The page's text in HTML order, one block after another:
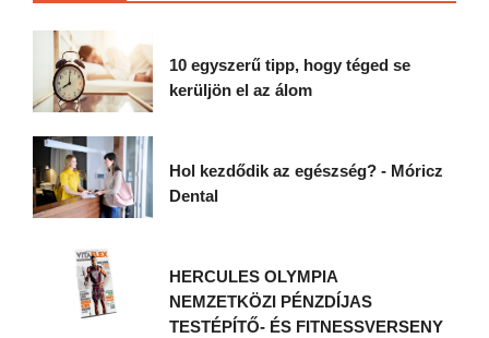
10 egyszerű tipp, hogy téged se
kerüljön el az álom
Hol kezdődik az egészség? - Móricz
Dental
HERCULES OLYMPIA
NEMZETKÖZI PÉNZDÍJAS
TESTÉPÍTŐ- ÉS FITNESSVERSENY